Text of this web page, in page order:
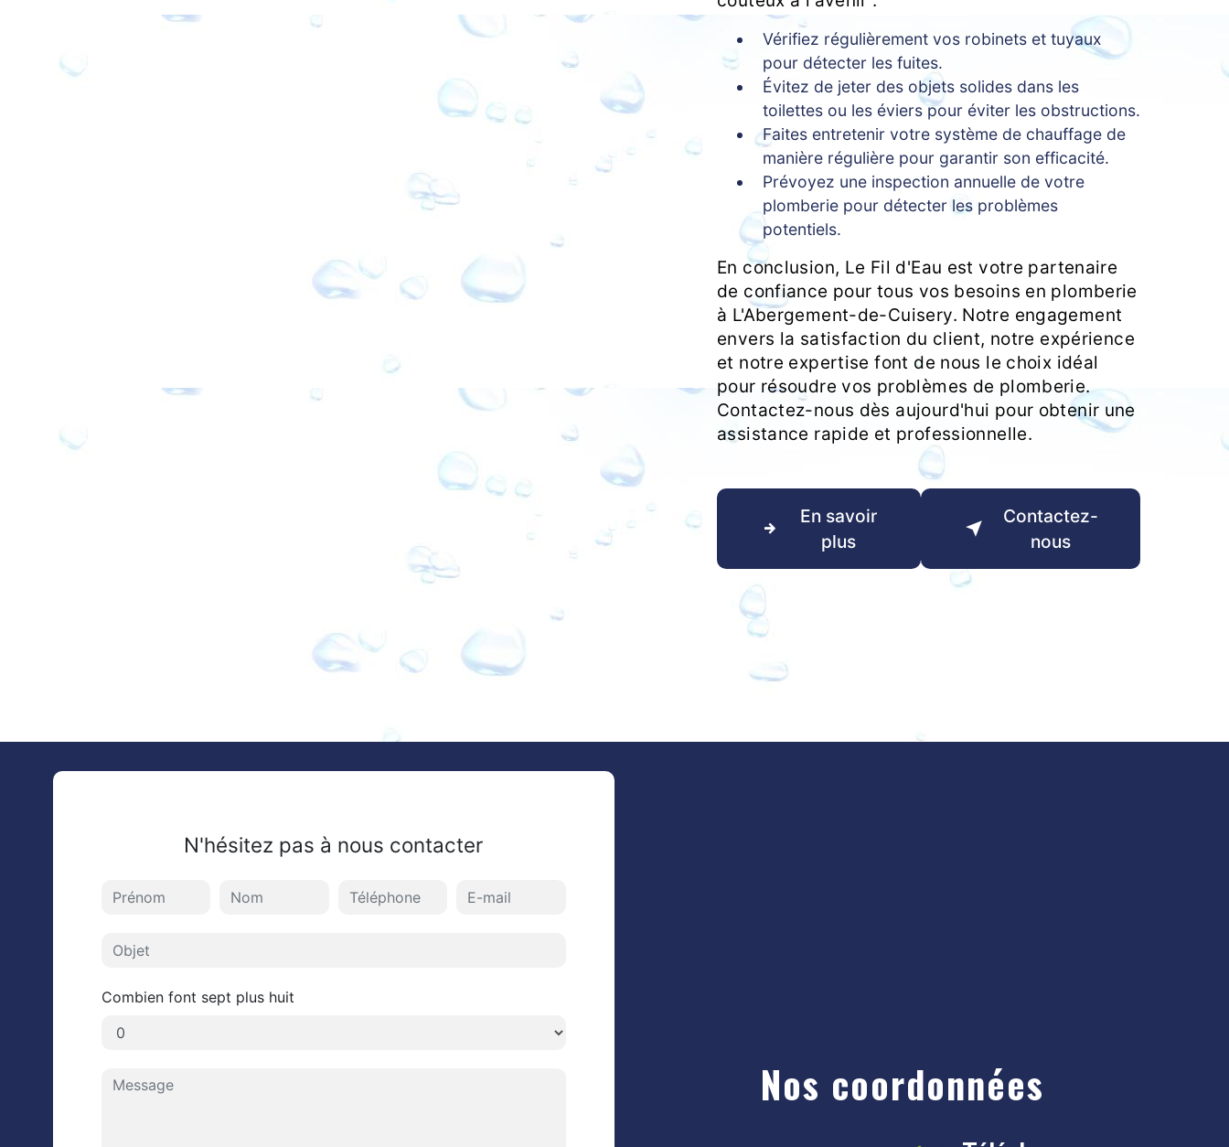
Vérifiez régulièrement vos robinets et tuyaux
pour détecter les fuites.
Évitez de jeter des objets solides dans les
toilettes ou les éviers pour éviter les obstructions.
Faites entretenir votre système de chauffage de
manière régulière pour garantir son efficacité.
Prévoyez une inspection annuelle de votre
plomberie pour détecter les problèmes
potentiels.
En conclusion, Le Fil d'Eau est votre partenaire
de confiance pour tous vos besoins en plomberie
à L'Abergement-de-Cuisery. Notre engagement
envers la satisfaction du client, notre expérience
et notre expertise font de nous le choix idéal
pour résoudre vos problèmes de plomberie.
Contactez-nous dès aujourd'hui pour obtenir une
assistance rapide et professionnelle.
En savoir
plus
Contactez-
nous
N'hésitez pas à nous contacter
Combien font sept plus huit
Nos coordonnées